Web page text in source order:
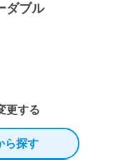
ダブル
更する
ら探す